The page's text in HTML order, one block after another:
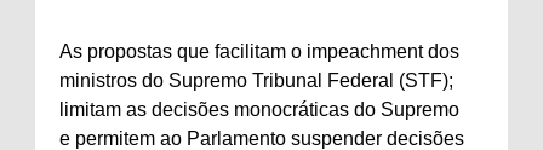
As propostas que facilitam o impeachment dos
ministros do Supremo Tribunal Federal (STF);
limitam as decisões monocráticas do Supremo
e permitem ao Parlamento suspender decisões